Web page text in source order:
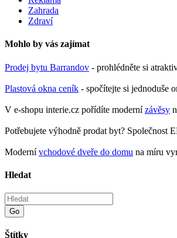
Zahrada
Zdraví
Mohlo by vás zajímat
Prodej bytu Barrandov - prohlédněte si
Plastová okna ceník - spočítejte si jednoduše
V e-shopu interie.cz pořídíte modernízávěsy
Potřebujete výhodně prodat byt? Společnost
Modernívchodové dveře do domu na míru
Hledat
Go
Štítky